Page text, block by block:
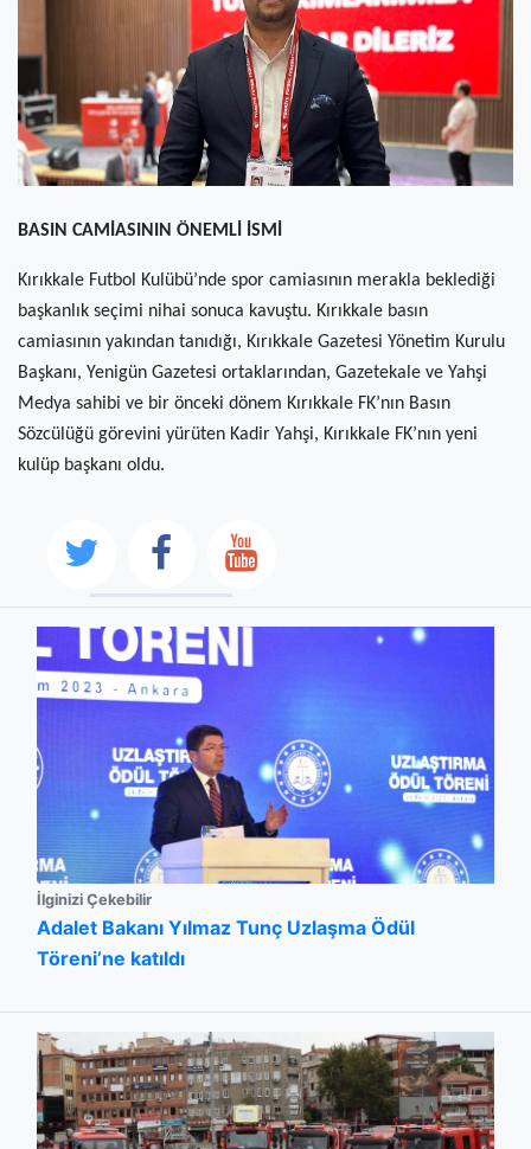
Özel Haber (current)
Dünya(current)
Yerel(current)
İller(current)
BASIN CAMİASININ ÖNEMLİ İSMİ
Kırıkkale Futbol Kulübü’nde spor camiasının merakla beklediği
başkanlık seçimi nihai sonuca kavuştu. Kırıkkale basın
camiasının yakından tanıdığı, Kırıkkale Gazetesi Yönetim Kurulu
Başkanı, Yenigün Gazetesi ortaklarından, Gazetekale ve Yahşi
Medya sahibi ve bir önceki dönem Kırıkkale FK’nın Basın
Sözcülüğü görevini yürüten Kadir Yahşi, Kırıkkale FK’nın yeni
kulüp başkanı oldu.
İlginizi Çekebilir
Adalet Bakanı Yılmaz Tunç Uzlaşma Ödül
Töreni’ne katıldı